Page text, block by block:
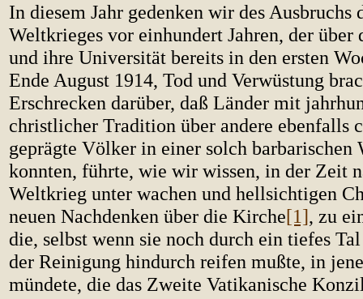
In diesem Jahr gedenken wir des Ausbruchs
Weltkrieges vor einhundert Jahren, der über
und ihre Universität bereits in den ersten
Ende August 1914, Tod und Verwüstung
Erschrecken darüber, daß Länder mit
christlicher Tradition über andere ebenfalls
geprägte Völker in einer solch barbarischen
konnten, führte, wie wir wissen, in der Zeit
Weltkrieg unter wachen und hellsichtigen
neuen Nachdenken über die Kirche[1], zu
die, selbst wenn sie noch durch ein tiefes
der Reinigung hindurch reifen mußte, in
mündete, die das Zweite Vatikanische